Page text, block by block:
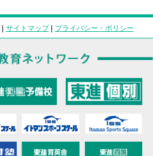
| サイトマップ| プライバシー・ポリシー